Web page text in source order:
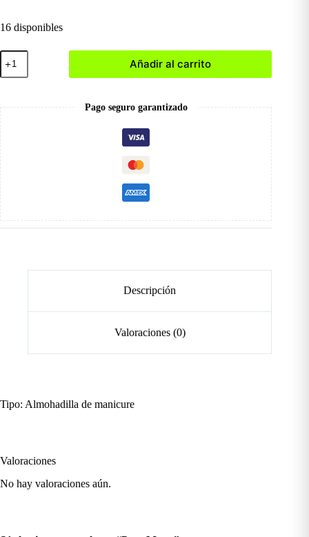
16 disponibles
Posa
Mano
cantidad
Añadir al carrito
Pago seguro garantizado
Descripción
Valoraciones (0)
Tipo: Almohadilla de manicure
Valoraciones
No hay valoraciones aún.